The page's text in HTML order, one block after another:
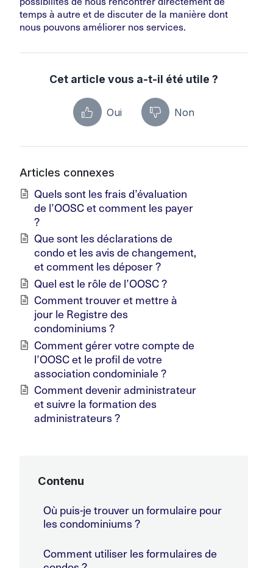
temps à autre et de discuter de la manière dont
nous pouvons améliorer nos services.
Cet article vous a-t-il été utile ?
Oui Non
Articles connexes
Quels sont les frais d’évaluation
de l’OOSC et comment les payer
?
Que sont les déclarations de
condo et les avis de changement,
et comment les déposer ?
Quel est le rôle de l’OOSC ?
Comment trouver et mettre à
jour le Registre des
condominiums ?
Comment gérer votre compte de
l’OOSC et le profil de votre
association condominiale ?
Comment devenir administrateur
et suivre la formation des
administrateurs ?
Contenu
Où puis-je trouver un formulaire pour
les condominiums ?
Comment utiliser les formulaires de